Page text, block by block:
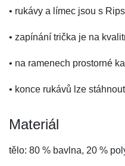
• rukávy a límec jsou s
• zapínání trička je na
• na ramenech prostorné
• konce rukávů lze
Materiál
tělo: 80 % bavlna, 20 %